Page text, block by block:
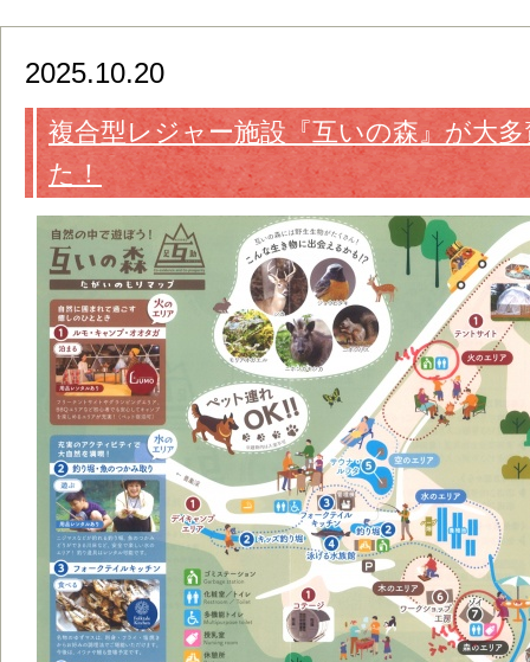
2025.10.20
複合型レジャー施設『互いの森』が大
た！